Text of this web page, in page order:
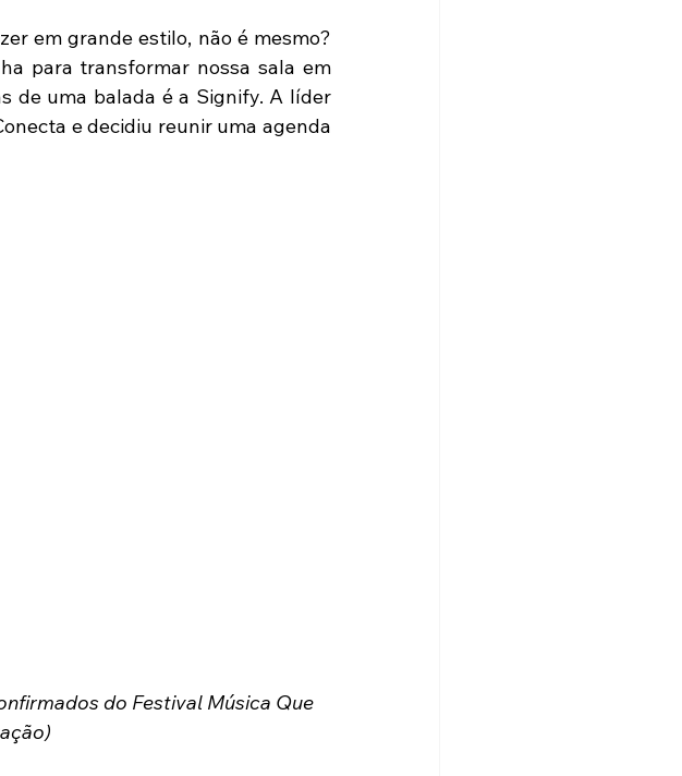
em grande estilo, não é mesmo?
para transformar nossa sala em
de uma balada é a Signify. A líder
e decidiu reunir uma agenda
do Festival Música Que